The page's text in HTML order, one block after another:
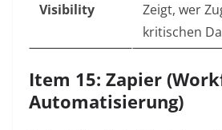
Visibility
Zeigt, wer
kritischen
Item 15: Zapier
Automatisierung)